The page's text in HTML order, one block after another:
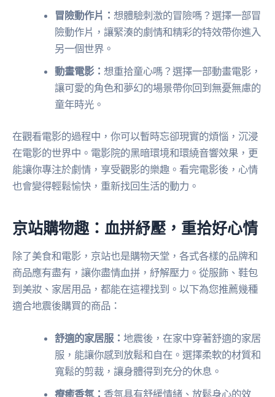
冒險動作片：想體驗刺激的冒險嗎？選擇一部冒
險動作片，讓緊湊的劇情和精彩的特效帶你進入
另一個世界。
動畫電影：想重拾童心嗎？選擇一部動畫電影，
讓可愛的角色和夢幻的場景帶你回到無憂無慮的
童年時光。
在觀看電影的過程中，你可以暫時忘卻現實的煩惱，沉浸
在電影的世界中。電影院的黑暗環境和環繞音響效果，更
能讓你專注於劇情，享受觀影的樂趣。看完電影後，心情
也會變得輕鬆愉快，重新找回生活的動力。
京站購物趣：血拼紓壓，重拾好心情
除了美食和電影，京站也是購物天堂，各式各樣的品牌和
商品應有盡有，讓你盡情血拼，紓解壓力。從服飾、鞋包
到美妝、家居用品，都能在這裡找到。以下為您推薦幾種
適合地震後購買的商品：
舒適的家居服：地震後，在家中穿著舒適的家居
服，能讓你感到放鬆和自在。選擇柔軟的材質和
寬鬆的剪裁，讓身體得到充分的休息。
療癒香氛： 香氛具有舒緩情緒、放鬆身心的效